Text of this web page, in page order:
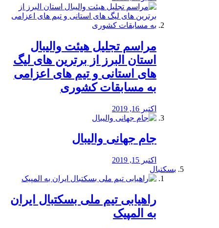
مراسم تجلیل هیئت والیبال
استان البرز از برترین های لیگ
های استانی و تیم های اعزامی
به مسابقات کشوری
اکتبر 16, 2019
جام جهانی والیبال
اکتبر 15, 2019
بسکتبال
راهیابی تیم ملی بسکتبال ایران
به المپیک